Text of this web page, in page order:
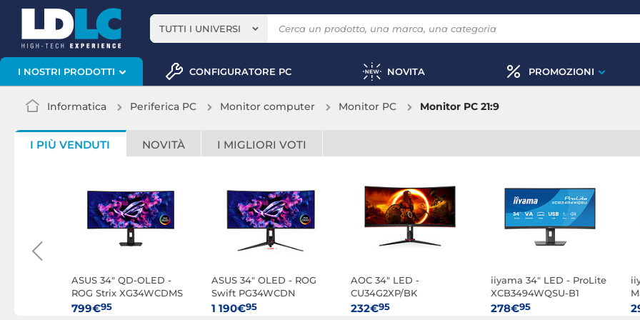
TUTTI I UNIVERSI
I NOSTRI PRODOTTI CONFIGURATORE PC NOVITA PROMOZIONI
Informatica Periferica PC Monitor computer Monitor PC Monitor PC 21:9
I PIÙ VENDUTI NOVITÀ I MIGLIORI VOTI
ASUS 34" QD-OLED -
ROG Strix XG34WCDMS
799€95
ASUS 34" OLED - ROG
Swift PG34WCDN
1 190€95
AOC 34" LED -
CU34G2XP/BK
232€95
iiyama 34" LED - ProLite
XCB3494WQSU-B1
278€95